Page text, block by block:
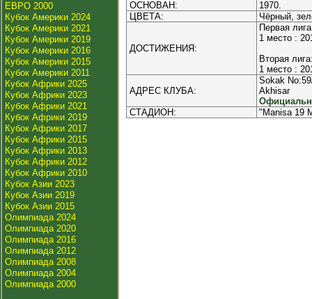
ЕВРО 2000
Кубок Америки 2024
Кубок Америки 2021
Кубок Америки 2019
Кубок Америки 2016
Кубок Америки 2015
Кубок Америки 2011
Кубок Африки 2025
Кубок Африки 2023
Кубок Африки 2021
Кубок Африки 2019
Кубок Африки 2017
Кубок Африки 2015
Кубок Африки 2013
Кубок Африки 2012
Кубок Африки 2010
Кубок Азии 2023
Кубок Азии 2019
Кубок Азии 2015
Олимпиада 2024
Олимпиада 2020
Олимпиада 2016
Олимпиада 2012
Олимпиада 2008
Олимпиада 2004
Олимпиада 2000
ОСНОВАН:
1970.
ЦВЕТА:
Чёрный,
ДОСТИЖЕНИЯ:
Первая
1 место :
Вторая
1 место :
АДРЕС КЛУБА:
Sokak
Akhisar
СТАДИОН:
"Manisa 19